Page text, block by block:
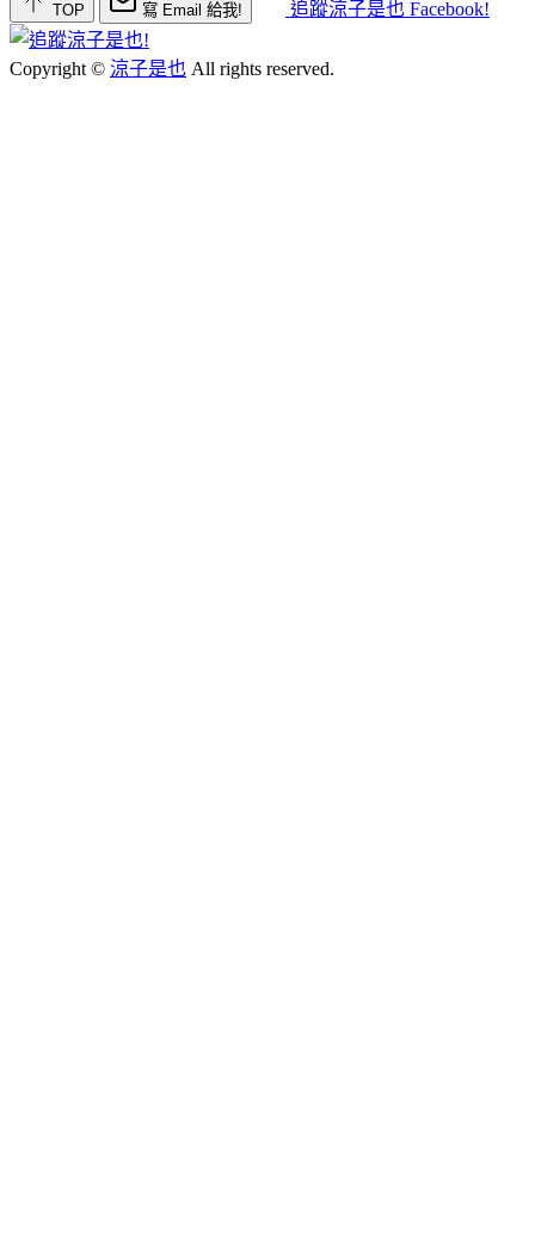
TOP 寫 Email 給我! 追蹤涼子是也 Facebook!
Copyright © 涼子是也 All rights reserved.